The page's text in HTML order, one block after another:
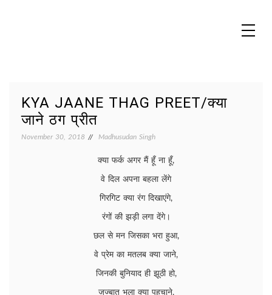
KYA JAANE THAG PREET/क्या
जाने ठग प्रीत
November 30, 2018 Madhusudan Singh
क्या फर्क अगर मैं हूँ ना हूँ,
वे दिल अपना बहला लेंगे
गिरगिट क्या रंग दिखाएंगे,
रंगों की झड़ी लगा देंगे।
छल से मन जिसका भरा हुआ,
वे प्रेम का मतलब क्या जाने,
जिनकी बुनियाद ही झूठी हो,
जज्बात भला क्या पहचाने,